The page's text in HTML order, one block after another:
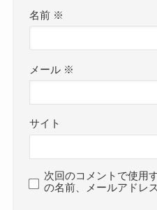
名前 ※
メール ※
サイト
次回のコメントで使用
の名前、メールアドレ